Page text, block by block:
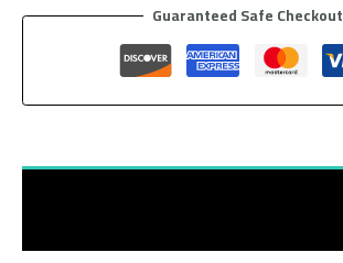
Guaranteed Safe Checkout